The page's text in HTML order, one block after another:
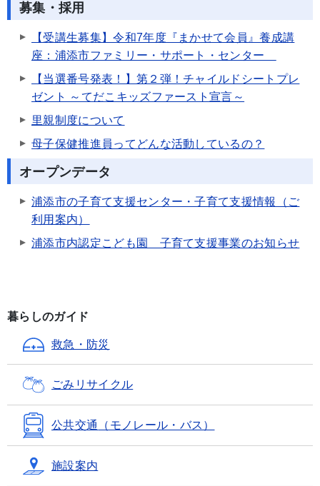
募集・採用
【受講生募集】令和7年度『まかせて会員』養成講
座：浦添市ファミリー・サポート・センター
【当選番号発表！】第２弾！チャイルドシートプレ
ゼント ～てだこキッズファースト宣言～
里親制度について
母子保健推進員ってどんな活動しているの？
オープンデータ
浦添市の子育て支援センター・子育て支援情報（ご
利用案内）
浦添市内認定こども園 子育て支援事業のお知らせ
暮らしのガイド
救急・防災
ごみ リサイクル
公共交通 （モノレール・バス）
施設案内